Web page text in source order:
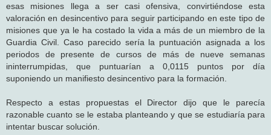
esas misiones llega a ser casi ofensiva, convirtiéndose esta
valoración en desincentivo para seguir participando en este tipo de
misiones que ya le ha costado la vida a más de un miembro de la
Guardia Civil. Caso parecido sería la puntuación asignada a los
periodos de presente de cursos de más de nueve semanas
ininterrumpidas, que puntuarían a 0,0115 puntos por día
suponiendo un manifiesto desincentivo para la formación.
Respecto a estas propuestas el Director dijo que le parecía
razonable cuanto se le estaba planteando y que se estudiaría para
intentar buscar solución.